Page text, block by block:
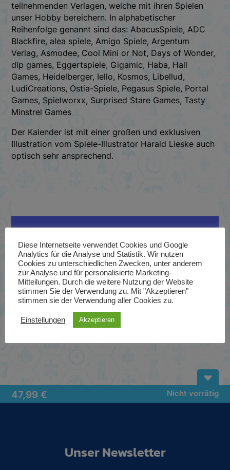
teilnehmenden Verlagen, welche mit ihren Spielen
unser Hobby bereichern. In alphabetischer
Reihenfolge genannt sind das: AbacusSpiele, ADC
Blackfire, alea spiele, Amigo Spiele, Argentum
Verlag, Asmodee, Cool Mini or Not, Days of Wonder,
dlp games, Eggertspiele, Gigamic, Haba, Hall
Games, Heidelberger, Iello, Kosmos, Libellud,
LudiCreations, Ostia-Spiele, Pegasus Spiele, Portal
Games, Spielworxx, Surprised Stare Games, Tasty
Minstrel Games
Der Kalender ist mit einer großen und exklusiven
Illustration vom Spiele-Illustrator Harald Lieske auch
optisch sehr ansprechend.
Antworten gibt es in unserem Discord!
47,99 € Nicht vorrätig
B
Unser Newsletter
Diese Internetseite verwendet Cookies und Google
Analytics für die Analyse und Statistik. Wir nutzen
Cookies zu unterschiedlichen Zwecken, unter anderem
zur Analyse und für personalisierte Marketing-
Mitteilungen. Durch die weitere Nutzung der Website
stimmen Sie der Verwendung zu. Mit "Akzeptieren"
stimmen sie der Verwendung aller Cookies zu.
Einstellungen Akzeptieren